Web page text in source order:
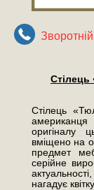
Стілець
Стілець
оригіналу
вміщено на
предмет
серійне
нагадує